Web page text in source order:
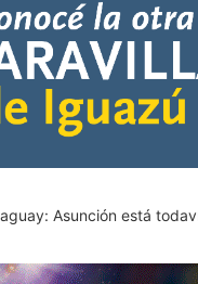
Asunción está